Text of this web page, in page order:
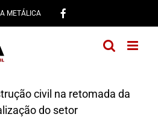
METÁLICA
civil na retomada da
do setor